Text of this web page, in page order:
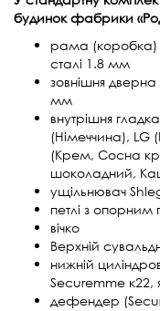
будинок фабрики
рама (коробка)
сталі 1.8 мм
зовнішня
мм
внутрішня
(Німеччина), LG
(Крем, Сосна
шоколадний,
ущільнювач
петлі з
вічко
Верхній
нижній
Securemme к22,
дефендер